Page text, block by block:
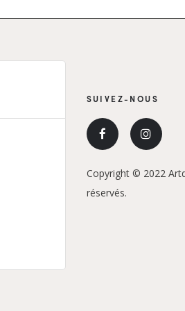
SUIVEZ-NOUS
Copyright © 2022
réservés.